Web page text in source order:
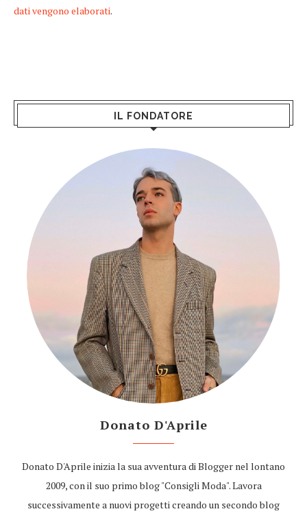
dati vengono elaborati.
IL FONDATORE
Donato D'Aprile
Donato D'Aprile inizia la sua avventura di Blogger nel lontano
2009, con il suo primo blog "Consigli Moda". Lavora
successivamente a nuovi progetti creando un secondo blog